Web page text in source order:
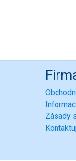
Zásady